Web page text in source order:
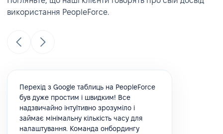
використання PeopleForce.
Перехід з Google таблиць на PeopleForce
був дуже простим і швидким! Все
надзвичайно інтуїтивно зрозуміло і
займає мінімальну кількість часу для
налаштування. Команда онбордингу